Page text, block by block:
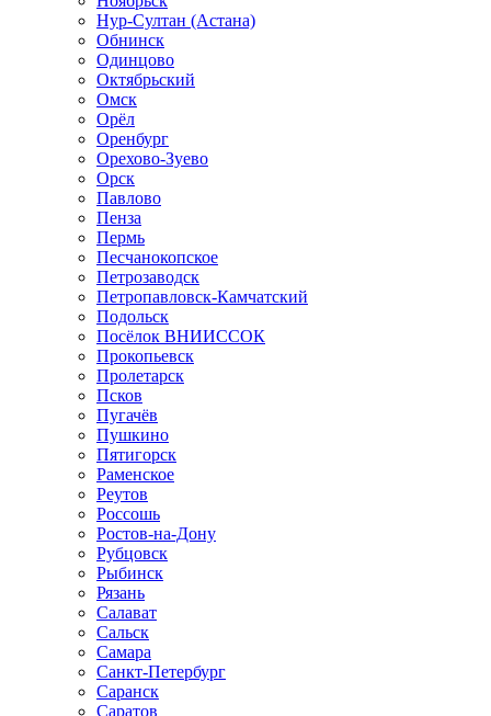
Нур-Султан (Астана)
Обнинск
Одинцово
Октябрьский
Омск
Орёл
Оренбург
Орехово-Зуево
Орск
Павлово
Пенза
Пермь
Песчанокопское
Петрозаводск
Петропавловск-Камчатский
Подольск
Посёлок ВНИИССОК
Прокопьевск
Пролетарск
Псков
Пугачёв
Пушкино
Пятигорск
Раменское
Реутов
Россошь
Ростов-на-Дону
Рубцовск
Рыбинск
Рязань
Салават
Сальск
Самара
Санкт-Петербург
Саранск
Саратов